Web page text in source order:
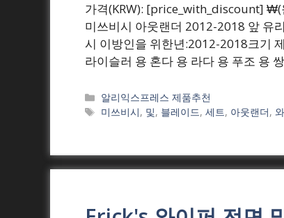
가격(KRW): [price_with_discount] ₩(
미쓰비시 아웃랜더 2012-2018 앞 유
시 이방인을 위한년:2012-2018크기
라이슬러 용 혼다 용 라다 용 푸조 용
Categories
알리익스프레스 제품추천
Tags
미쓰비시, 및, 블레이드,세트, 아웃랜더,